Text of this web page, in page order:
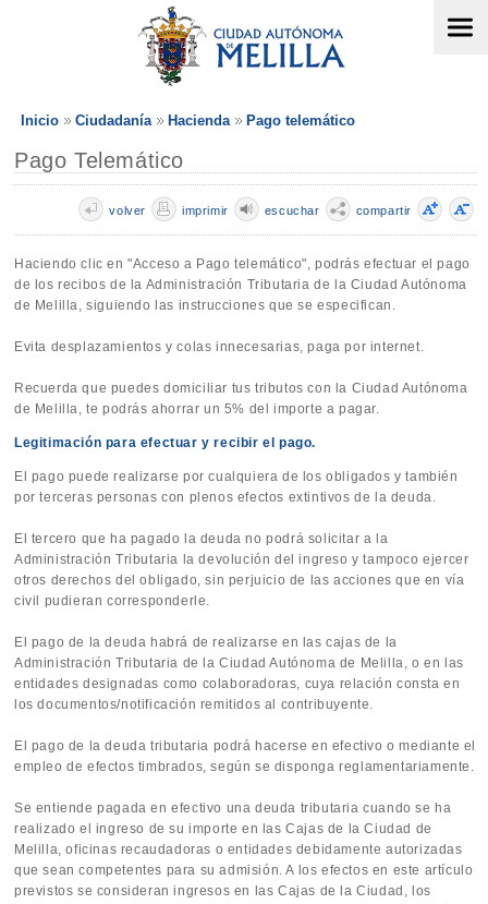
Inicio Ciudadanía Hacienda Pago telemático
Pago Telemático
compartir
escuchar
imprimir
volver
Haciendo clic en "Acceso a Pago telemático", podrás efectuar el pago
de los recibos de la Administración Tributaria de la Ciudad Autónoma
de Melilla, siguiendo las instrucciones que se especifican.
Evita desplazamientos y colas innecesarias, paga por internet.
Recuerda que puedes domiciliar tus tributos con la Ciudad Autónoma
de Melilla, te podrás ahorrar un 5% del importe a pagar.
Legitimación para efectuar y recibir el pago.
El pago puede realizarse por cualquiera de los obligados y también
por terceras personas con plenos efectos extintivos de la deuda.
El tercero que ha pagado la deuda no podrá solicitar a la
Administración Tributaria la devolución del ingreso y tampoco ejercer
otros derechos del obligado, sin perjuicio de las acciones que en vía
civil pudieran corresponderle.
El pago de la deuda habrá de realizarse en las cajas de la
Administración Tributaria de la Ciudad Autónoma de Melilla, o en las
entidades designadas como colaboradoras, cuya relación consta en
los documentos/notificación remitidos al contribuyente.
El pago de la deuda tributaria podrá hacerse en efectivo o mediante el
empleo de efectos timbrados, según se disponga reglamentariamente.
Se entiende pagada en efectivo una deuda tributaria cuando se ha
realizado el ingreso de su importe en las Cajas de la Ciudad de
Melilla, oficinas recaudadoras o entidades debidamente autorizadas
que sean competentes para su admisión. A los efectos en este artículo
previstos se consideran ingresos en las Cajas de la Ciudad, los